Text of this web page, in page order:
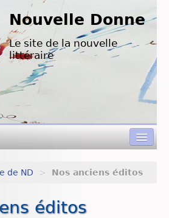
Nouvelle Donne
Le site de la nouvelle
littéraire
de ND > Nos anciens éditos
éditos